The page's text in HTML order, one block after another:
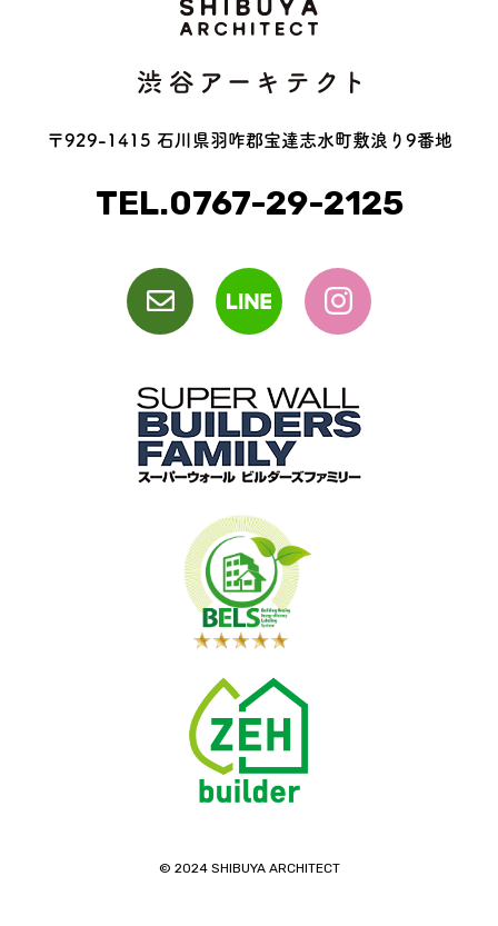
〒929-1415 石川県羽咋郡宝達志水町敷浪り9番地
TEL.0767-29-2125
©️ 2024 SHIBUYA ARCHITECT